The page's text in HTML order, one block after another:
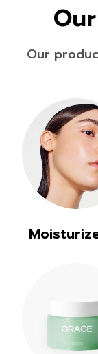
Our